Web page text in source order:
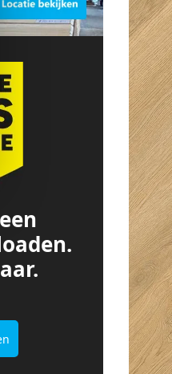
Kurt Van den